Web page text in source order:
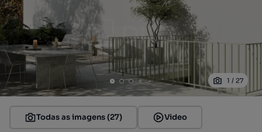
1 / 27
Todas as imagens (27) Video